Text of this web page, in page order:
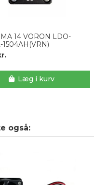
14 VORON LDO-
1504AH(VRN)
Læg i kurv
også: